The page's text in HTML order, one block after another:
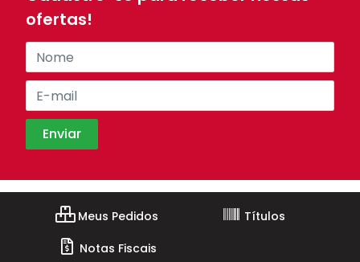
ofertas!
Meus Pedidos
Títulos
Notas Fiscais